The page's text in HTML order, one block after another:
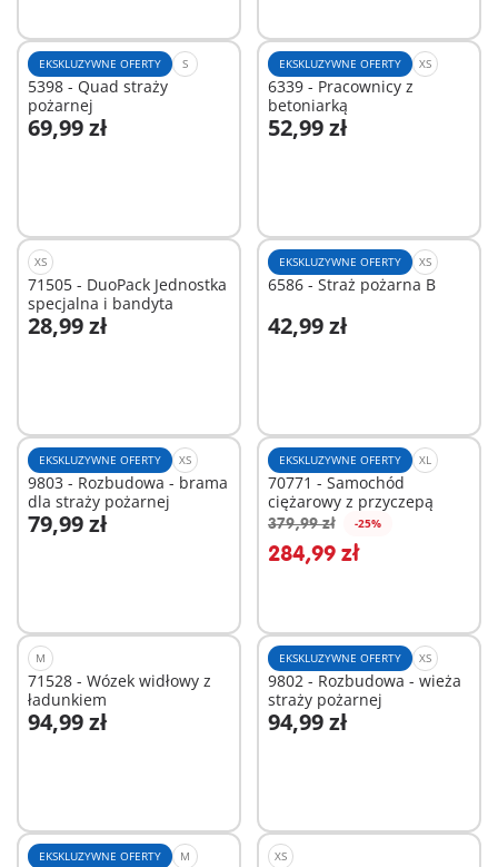
EKSKLUZYWNE OFERTY S
5398 - Quad straży
pożarnej
69,99 zł
Dodaj do koszyka
EKSKLUZYWNE OFERTY XS
6339 - Pracownicy z
betoniarką
52,99 zł
Dodaj do koszyka
XS
71505 - DuoPack Jednostka
specjalna i bandyta
28,99 zł
Dodaj do koszyka
EKSKLUZYWNE OFERTY XS
6586 - Straż pożarna B
42,99 zł
Dodaj do koszyka
EKSKLUZYWNE OFERTY XS
9803 - Rozbudowa - brama
dla straży pożarnej
79,99 zł
Dodaj do koszyka
EKSKLUZYWNE OFERTY XL
70771 - Samochód
ciężarowy z przyczepą
379,99 zł -25%
284,99 zł
Dodaj do koszyka
M
71528 - Wózek widłowy z
ładunkiem
94,99 zł
Dodaj do koszyka
EKSKLUZYWNE OFERTY XS
9802 - Rozbudowa - wieża
straży pożarnej
94,99 zł
Dodaj do koszyka
EKSKLUZYWNE OFERTY M XS